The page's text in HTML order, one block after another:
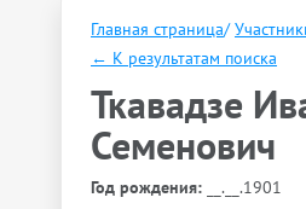
Главная страница/
← К результатам поиска
Ткавадзе
Семенович
Год рождения: __.__.1901